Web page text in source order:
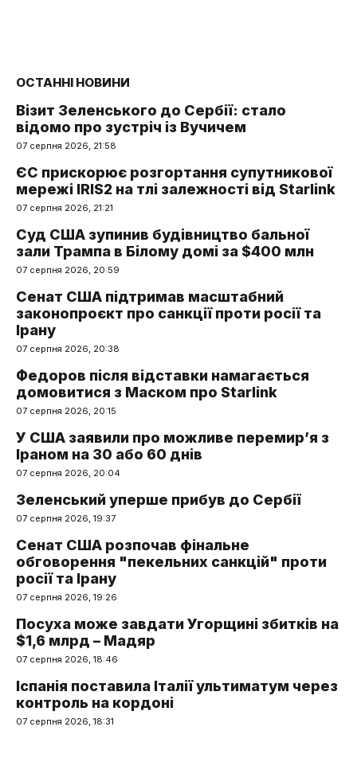
ОСТАННІ НОВИНИ
Візит Зеленського до Сербії: стало
відомо про зустріч із Вучичем
07 серпня 2026, 21:58
ЄС прискорює розгортання супутникової
мережі IRIS2 на тлі залежності від Starlink
07 серпня 2026, 21:21
Суд США зупинив будівництво бальної
зали Трампа в Білому домі за $400 млн
07 серпня 2026, 20:59
Сенат США підтримав масштабний
законопроєкт про санкції проти росії та
Ірану
07 серпня 2026, 20:38
Федоров після відставки намагається
домовитися з Маском про Starlink
07 серпня 2026, 20:15
У США заявили про можливе перемир’я з
Іраном на 30 або 60 днів
07 серпня 2026, 20:04
Зеленський уперше прибув до Сербії
07 серпня 2026, 19:37
Сенат США розпочав фінальне
обговорення "пекельних санкцій" проти
росії та Ірану
07 серпня 2026, 19:26
Посуха може завдати Угорщині збитків на
$1,6 млрд – Мадяр
07 серпня 2026, 18:46
Іспанія поставила Італії ультиматум через
контроль на кордоні
07 серпня 2026, 18:31